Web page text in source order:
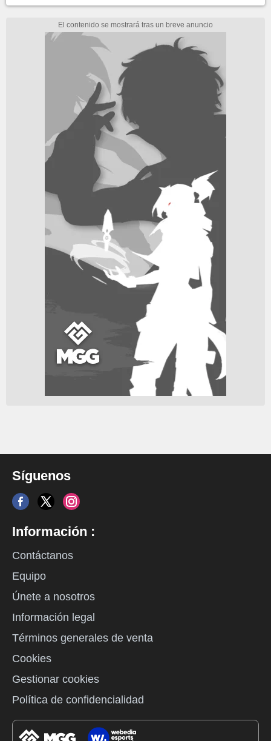
Síguenos
Información :
Contáctanos
Equipo
Únete a nosotros
Información legal
Términos generales de venta
Cookies
Gestionar cookies
Política de confidencialidad